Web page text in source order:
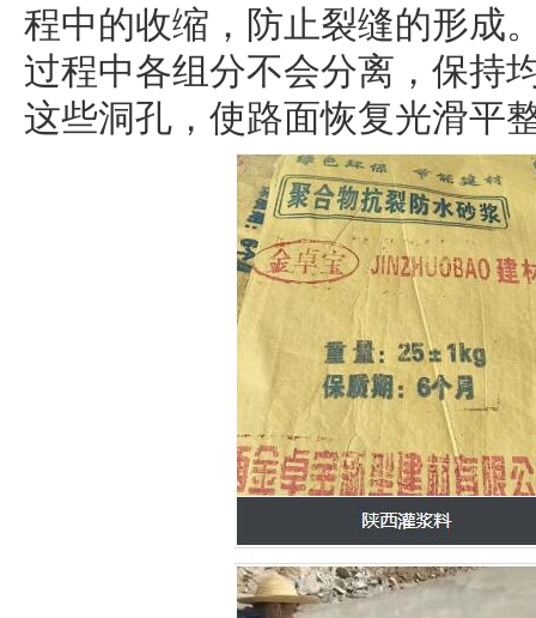
程中的收缩，防止裂缝的形成
过程中各组分不会分离，保持
这些洞孔，使路面恢复光滑平